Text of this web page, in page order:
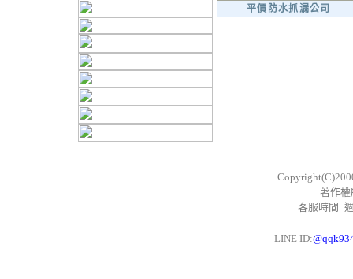
平價防水抓漏公司
著作
客服時間:
LINE ID: